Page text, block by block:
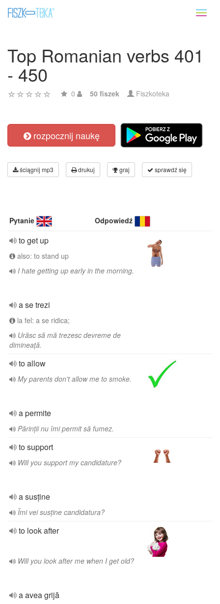
Top Romanian verbs 401
- 450
0 50 fiszek Fiszkoteka
rozpocznij naukę
ściągnij mp3 drukuj graj sprawdź się
Pytanie Odpowiedź
to get up
also: to stand up
I hate getting up early in the morning.
a se trezi
la fel: a se ridica;
Urăsc să mă trezesc devreme de
dimineață.
to allow
My parents don't allow me to smoke.
a permite
Părinții nu îmi permit să fumez.
to support
Will you support my candidature?
a susține
Îmi vei susține candidatura?
to look after
Will you look after me when I get old?
a avea grijă